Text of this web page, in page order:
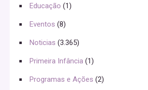
Educação (1)
Eventos (8)
Noticias (3.365)
Primeira Infância (1)
Programas e Ações (2)